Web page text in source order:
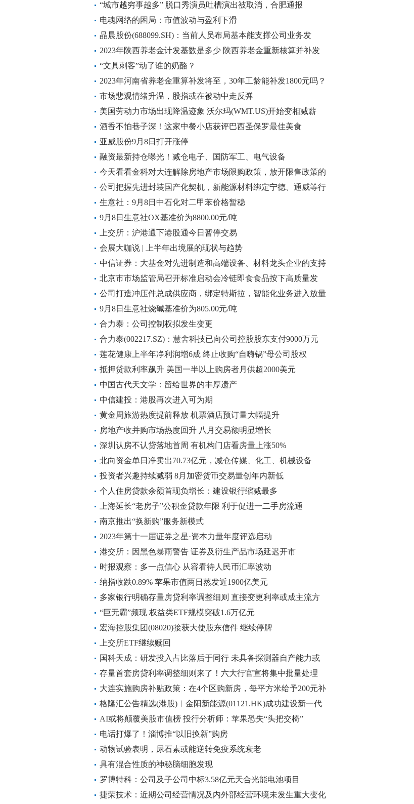
明确的
“城市越穷事越多” 脱口秀演员吐槽演出被取消，合肥通报
电魂网络的困局：市值波动与盈利下滑
晶晨股份(688099.SH)：当前人员布局基本能支撑公司业务发
展，短期内人员不会有新的扩张
2023年陕西养老金计发基数是多少 陕西养老金重新核算并补发
将开始
“文具刺客”动了谁的奶酪？
2023年河南省养老金重算补发将至，30年工龄能补发1800元吗？
看看
市场悲观情绪升温，股指或在被动中走反弹
美国劳动力市场出现降温迹象 沃尔玛(WMT.US)开始变相减薪
酒香不怕巷子深！这家中餐小店获评巴西圣保罗最佳美食
亚威股份9月8日打开涨停
融资最新持仓曝光！减仓电子、国防军工、电气设备
今天看看金科对大连解除房地产市场限购政策，放开限售政策的
理解
公司把握先进封装国产化契机，新能源材料绑定宁德、通威等行
业龙头，充分享受行业发展红利——9月8日研报挖矿
生意社：9月8日中石化对二甲苯价格暂稳
9月8日生意社OX基准价为8800.00元/吨
上交所：沪港通下港股通今日暂停交易
会展大咖说 | 上半年出境展的现状与趋势
中信证券：大基金对先进制造和高端设备、材料龙头企业的支持
力度有望持续加大
北京市市场监管局召开标准启动会冷链即食食品按下高质量发
展“加速键”
公司打造冲压件总成供应商，绑定特斯拉，智能化业务进入放量
期——9月8日研报挖矿
9月8日生意社烧碱基准价为805.00元/吨
合力泰：公司控制权拟发生变更
合力泰(002217.SZ)：慧舍科技已向公司控股股东支付9000万元
公司控制权转让事项正在推进中
莲花健康上半年净利润增6成 终止收购“自嗨锅”母公司股权
抵押贷款利率飙升 美国一半以上购房者月供超2000美元
中国古代天文学：留给世界的丰厚遗产
中信建投：港股再次进入可为期
黄金周旅游热度提前释放 机票酒店预订量大幅提升
房地产收并购市场热度回升 八月交易额明显增长
深圳认房不认贷落地首周 有机构门店看房量上涨50%
北向资金单日净卖出70.73亿元，减仓传媒、化工、机械设备
投资者兴趣持续减弱 8月加密货币交易量创年内新低
个人住房贷款余额首现负增长：建设银行缩减最多
上海延长“老房子”公积金贷款年限 利于促进一二手房流通
南京推出“换新购”服务新模式
2023年第十一届证券之星·资本力量年度评选启动
港交所：因黑色暴雨警告 证券及衍生产品市场延迟开市
时报观察：多一点信心 从容看待人民币汇率波动
纳指收跌0.89% 苹果市值两日蒸发近1900亿美元
多家银行明确存量房贷利率调整细则 直接变更利率或成主流方
式
“巨无霸”频现 权益类ETF规模突破1.6万亿元
宏海控股集团(08020)接获大使股东信件 继续停牌
上交所ETF继续赎回
国科天成：研发投入占比落后于同行 未具备探测器自产能力或
依赖外购
存量首套房贷利率调整细则来了！六大行官宣将集中批量处理
大连实施购房补贴政策：在4个区购新房，每平方米给予200元补
贴
格隆汇公告精选(港股)︱金阳新能源(01121.HK)成功建设新一代
异质结背接触(HBC)电池第一条生产线
AI或将颠覆美股市值榜 投行分析师：苹果恐失“头把交椅”
电话打爆了！淄博推“以旧换新”购房
动物试验表明，尿石素或能逆转免疫系统衰老
具有混合性质的神秘脑细胞发现
罗博特科：公司及子公司中标3.58亿元天合光能电池项目
捷荣技术：近期公司经营情况及内外部经营环境未发生重大变化